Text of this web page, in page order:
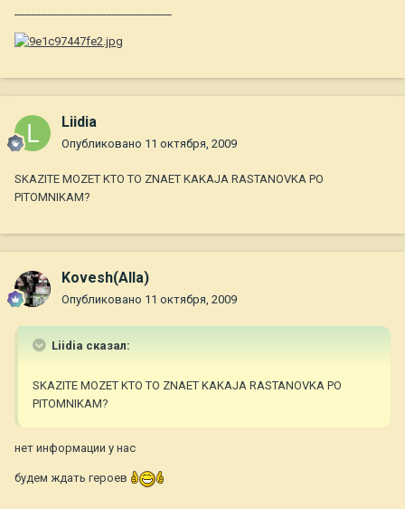
Liidia
Опубликовано 11 октября, 2009
SKAZITE MOZET KTO TO ZNAET KAKAJA RASTANOVKA PO
PITOMNIKAM?
Kovesh(Alla)
Опубликовано 11 октября, 2009
Liidia сказал:
SKAZITE MOZET KTO TO ZNAET KAKAJA RASTANOVKA PO
PITOMNIKAM?
нет информации у нас
будем ждать героев